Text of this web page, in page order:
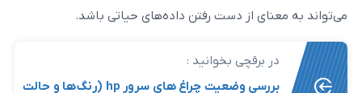
از دست رفتن داده‌های حیاتی باشد.
بخوانید :
بررسی وضعیت چراغ های سرور hp (رنگ‌ها و حالت